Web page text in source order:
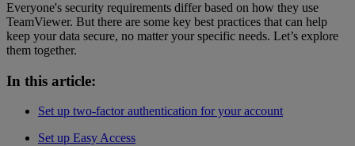
Everyone's security requirements differ based on how they use
TeamViewer. But there are some key best practices that can help
keep your data secure, no matter your specific needs. Let’s explore
them together.
In this article:
Set up two-factor authentication for your account
Set up Easy Access